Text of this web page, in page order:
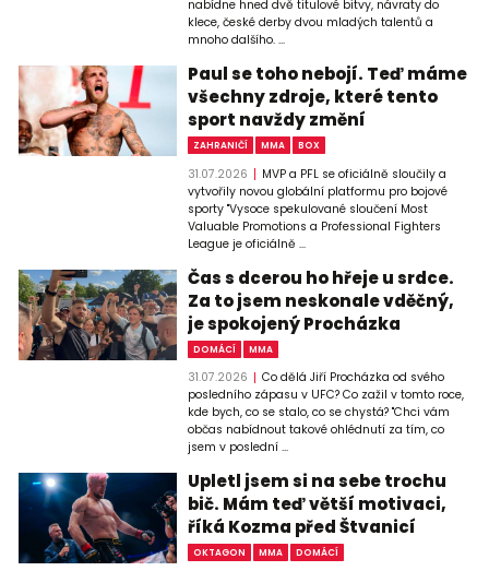
nabídne hned dvě titulové bitvy, návraty do
klece, české derby dvou mladých talentů a
mnoho dalšího. ...
Paul se toho nebojí. Teď máme
všechny zdroje, které tento
sport navždy změní
ZAHRANIČÍ MMA BOX
31.07.2026
MVP a PFL se oficiálně sloučily a
vytvořily novou globální platformu pro bojové
sporty "Vysoce spekulované sloučení Most
Valuable Promotions a Professional Fighters
League je oficiálně ...
Čas s dcerou ho hřeje u srdce.
Za to jsem neskonale vděčný,
je spokojený Procházka
DOMÁCÍ MMA
31.07.2026
Co dělá Jiří Procházka od svého
posledního zápasu v UFC? Co zažil v tomto roce,
kde bych, co se stalo, co se chystá? "Chci vám
občas nabídnout takové ohlédnutí za tím, co
jsem v poslední ...
Upletl jsem si na sebe trochu
bič. Mám teď větší motivaci,
říká Kozma před Štvanicí
OKTAGON MMA DOMÁCÍ